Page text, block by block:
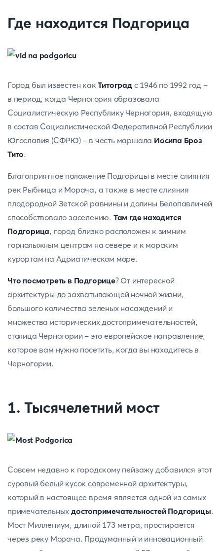
Где находится Подгорица
Город был известен какТитоградс 1946 по 1992 год -
в период, когда Черногория образовала
Социалистическую Республику Черногория, входящую
в состав Социалистической Федеративной Республики
Югославия (СФРЮ) - в честь маршала Иосипа Броз
Тито.
Благоприятное положение Подгорицы в месте слияния
рек Рыбница и Морача, а также в месте слияния
плодородной Зетской равнины и долины Белопавличей
способствовало заселению. Там где находится
Подгорица, город близко расположен к зимним
горнолыжным центрам на севере и к морским
курортам на Адриатическом море.
Что посмотреть в Подгорице? От интересной
архитектуры до захватывающей ночной жизни,
большого количества зеленых насаждений и
множества исторических достопримечательностей,
столица Черногории - это европейское направление,
которое вам нужно посетить, когда вы находитесь в
Черногории.
1. Тысячелетний мост
Совсем недавно к городскому пейзажу добавился этот
суровый белый кусок современной архитектуры,
который в настоящее время является одной из самых
примечательных достопримечательностей Подгорицы.
Мост Миллениум, длиной 173 метра, простирается
через реку Морача. Продуманный и инновационный